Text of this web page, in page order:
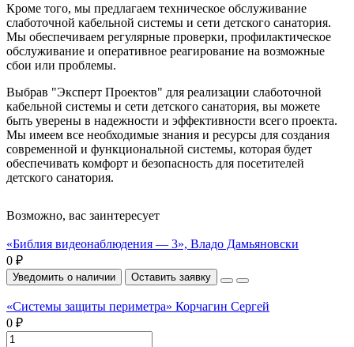
Кроме того, мы предлагаем техническое обслуживание
слаботочной кабельной системы и сети детского санатория.
Мы обеспечиваем регулярные проверки, профилактическое
обслуживание и оперативное реагирование на возможные
сбои или проблемы.
Выбрав "Эксперт Проектов" для реализации слаботочной
кабельной системы и сети детского санатория, вы можете
быть уверены в надежности и эффективности всего проекта.
Мы имеем все необходимые знания и ресурсы для создания
современной и функциональной системы, которая будет
обеспечивать комфорт и безопасность для посетителей
детского санатория.
Возможно, вас заинтересует
«Библия видеонаблюдения — 3», Владо Дамьяновски
0 ₽
Уведомить о наличии Оставить заявку
«Системы защиты периметра» Корчагин Сергей
0 ₽